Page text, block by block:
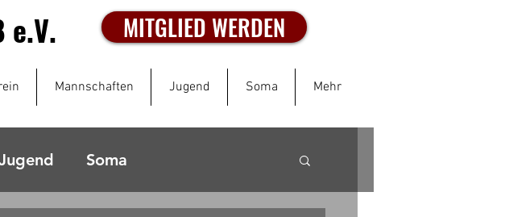
e.V. MITGLIED WERDEN
Mannschaften Jugend Soma Mehr
Soma